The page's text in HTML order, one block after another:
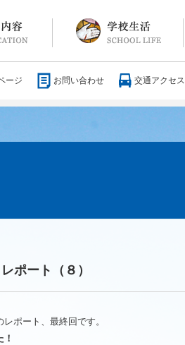
行事・イベント
部活動
ボランティア
サレジアンエピソード
サレジオの日々(ブログ)
ージ お問い合わせ 交通アクセス
ポート（８）
ポート、最終回です。